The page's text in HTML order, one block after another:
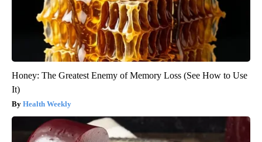
Honey: The Greatest Enemy of Memory Loss (See How to Use
It)
Health Weekly